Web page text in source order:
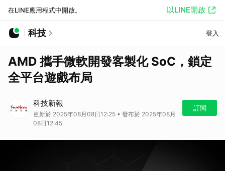
在LINE應用程式中開啟。 以LINE開啟
科技 登入
AMD 攜手微軟開發客製化 SoC，鎖定
全平台遊戲布局
科技新報
更新於 2025年08月08日12:25 • 發布於 2025年08月
08日12:45
訂閱